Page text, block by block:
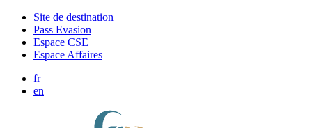
Site de destination
Pass Evasion
Espace CSE
Espace Affaires
fr
en